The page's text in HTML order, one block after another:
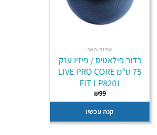
אביזרי כושר
כדור פילאטיס / פיזיו ענק
75 ס”מ LIVE PRO CORE
FIT LP8201
₪99
קנה עכשיו